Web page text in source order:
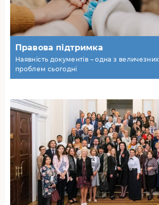
Правова підтримка
Наявність документів – одна з величезних
проблем сьогодні